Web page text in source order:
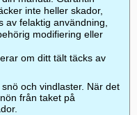
inte heller skador,
av felaktig användning,
modifiering eller
om ditt tält täcks av
och vindlaster. När det
från taket på